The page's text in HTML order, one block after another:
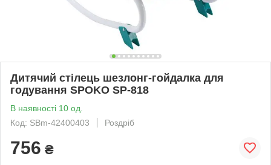
Дитячий стілець шезлонг-гойдалка для
годування SPOKO SP-818
В наявності 10 од.
Код: SBm-42400403
Роздріб
756 ₴